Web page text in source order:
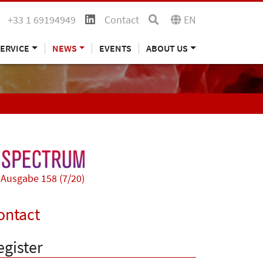
+33 1 69194949 Contact EN
NEWS EVENTS ABOUT US
Ausgabe 158 (7/20)